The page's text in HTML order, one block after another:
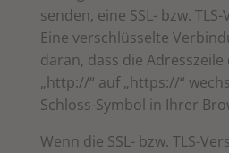
senden, eine SSL- bzw.
Eine verschlüsselte
daran, dass die
„http://“ auf „https://“
Schloss-Symbol in Ihrer
Wenn die SSL- bzw. TLS-